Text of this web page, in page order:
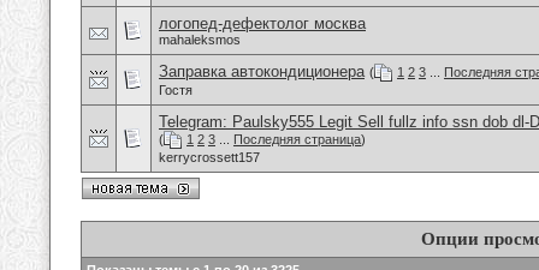
логопед-дефектолог москва
mahaleksmos
Заправка автокондиционера ( 1 2 3
Последняя
Гостя
Telegram: Paulsky555 Legit Sell fullz info ssn dob dl-
( 1 2 3 Последняя страница)
kerrycrossett157
Опции